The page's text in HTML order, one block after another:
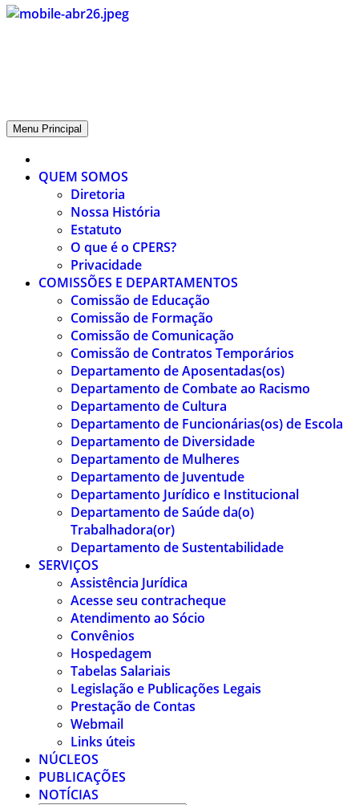
CPERS – Sindicato
CPERS – Sindicato dos Professores e Funcionários de escola do
Menu Principal
QUEM SOMOS
Diretoria
Nossa História
Estatuto
O que é o CPERS?
Privacidade
COMISSÕES E DEPARTAMENTOS
Comissão de Educação
Comissão de Formação
Comissão de Comunicação
Comissão de Contratos Temporários
Departamento de Aposentadas(os)
Departamento de Combate ao Racismo
Departamento de Cultura
Departamento de Funcionárias(os) de Escola
Departamento de Diversidade
Departamento de Mulheres
Departamento de Juventude
Departamento Jurídico e Institucional
Departamento de Saúde da(o)
Trabalhadora(or)
Departamento de Sustentabilidade
SERVIÇOS
Assistência Jurídica
Acesse seu contracheque
Atendimento ao Sócio
Convênios
Hospedagem
Tabelas Salariais
Legislação e Publicações Legais
Prestação de Contas
Webmail
Links úteis
NÚCLEOS
PUBLICAÇÕES
NOTÍCIAS